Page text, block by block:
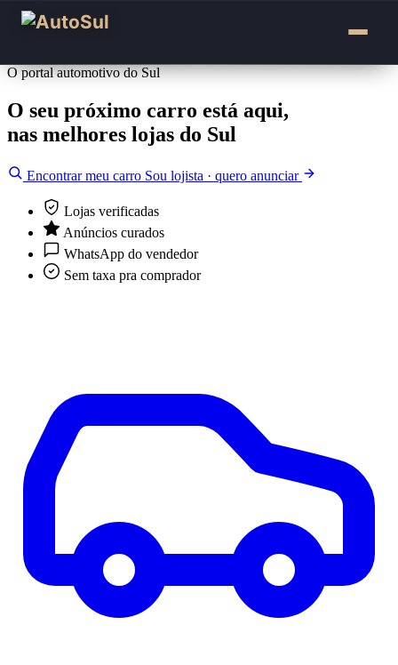
O portal automotivo do Sul
O seu próximo carro está aqui,
nas melhores lojas do Sul
Encontrar meu carro Sou lojista · quero anunciar
Lojas verificadas
Anúncios curados
WhatsApp do vendedor
Sem taxa pra comprador